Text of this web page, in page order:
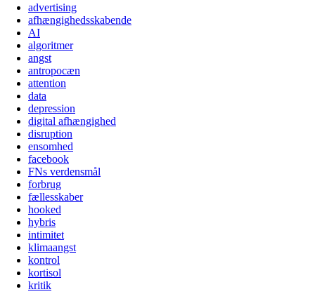
advertising
afhængighedsskabende
AI
algoritmer
angst
antropocæn
attention
data
depression
digital afhængighed
disruption
ensomhed
facebook
FNs verdensmål
forbrug
fællesskaber
hooked
hybris
intimitet
klimaangst
kontrol
kortisol
kritik